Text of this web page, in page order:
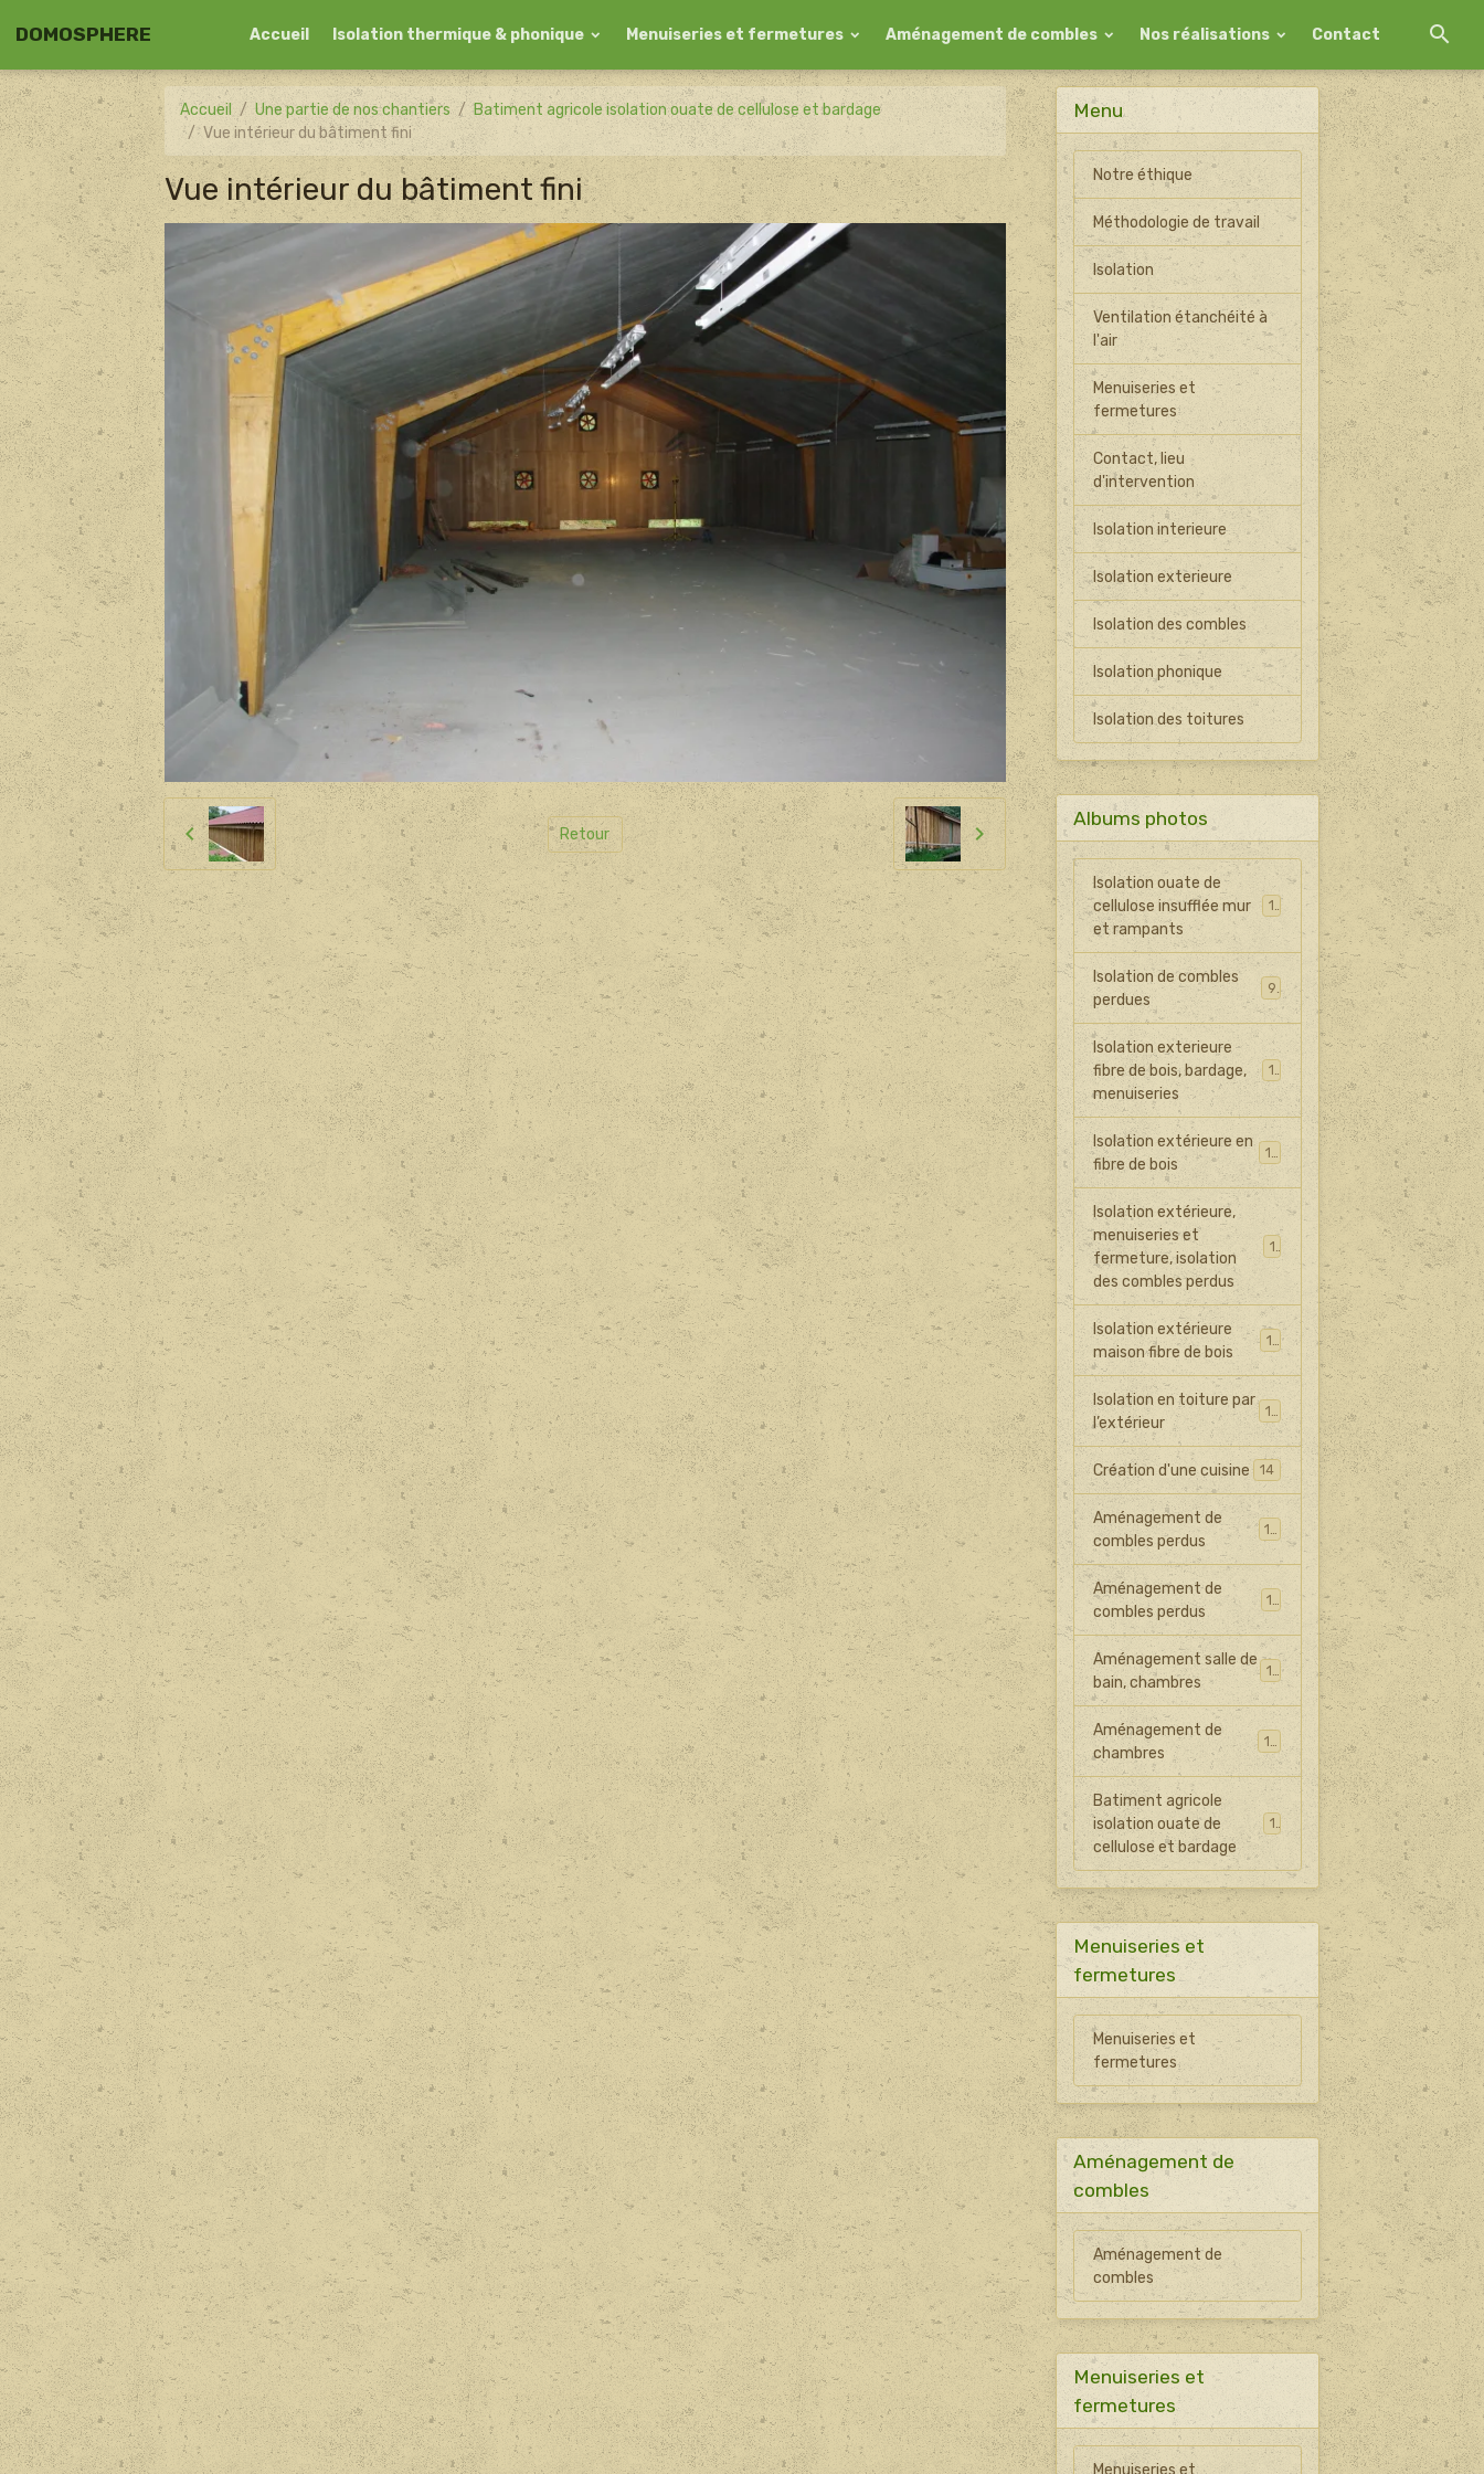
DOMOSPHERE Accueil Isolation thermique & phonique Menuiseries et fermetures Aménagement de combles Nos réalisations Contact
Accueil Une partie de nos chantiers
Batiment agricole isolation ouate de cellulose et bardage
Vue intérieur du bâtiment fini
Vue intérieur du bâtiment fini
Retour
Menu
Notre éthique
Méthodologie de travail
Isolation
Ventilation étanchéité à
l'air
Menuiseries et
fermetures
Contact, lieu
d'intervention
Isolation interieure
Isolation exterieure
Isolation des combles
Isolation phonique
Isolation des toitures
Albums photos
Isolation ouate de
cellulose insufflée mur
et rampants
14
Isolation de combles
perdues
9
Isolation exterieure
fibre de bois, bardage,
menuiseries
15
Isolation extérieure en
fibre de bois
Isolation extérieure,
menuiseries et
fermeture, isolation
des combles perdus
Isolation extérieure
maison fibre de bois
Isolation en toiture par
l’extérieur
Création d'une cuisine 14
Aménagement de
combles perdus
Aménagement de
combles perdus
Aménagement salle de
bain, chambres
Aménagement de
chambres
Batiment agricole
isolation ouate de
cellulose et bardage
17
Menuiseries et
fermetures
Menuiseries et
fermetures
Aménagement de
combles
Aménagement de
combles
Menuiseries et
fermetures
Menuiseries et